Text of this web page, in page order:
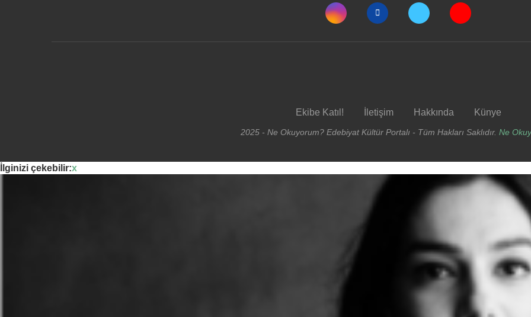
Ekibe Katıl! İletişim Hakkında Künye
2025 - Ne Okuyorum? Edebiyat Kültür Portalı - Tüm Hakları Saklıdır. Ne
İlginizi çekebilir:x